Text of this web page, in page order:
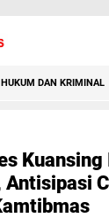
HUKUM DAN KRIMINAL